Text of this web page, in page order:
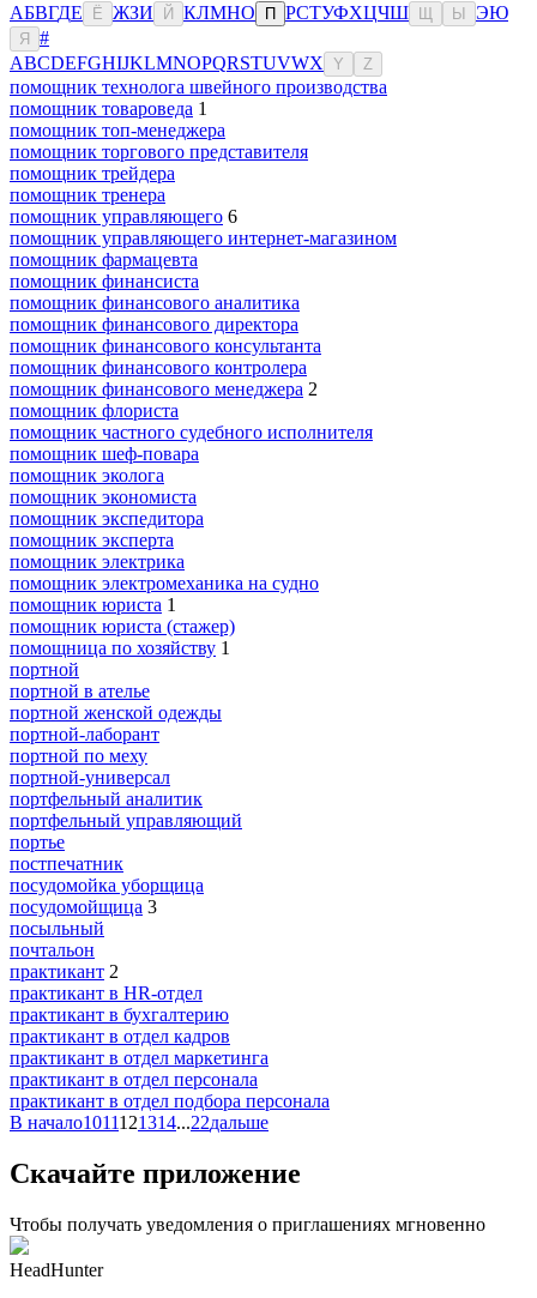
АБВГДЕ Ё ЖЗИ Й КЛМНО П РСТУФХЦЧШ Ы ЭЮ
Я
#
ABCDEFGHIJKLMNOPQRSTUVWX Y Z
помощник технолога швейного производства
помощник товароведа 1
помощник топ-менеджера
помощник торгового представителя
помощник трейдера
помощник тренера
помощник управляющего 6
помощник управляющего интернет-магазином
помощник фармацевта
помощник финансиста
помощник финансового аналитика
помощник финансового директора
помощник финансового консультанта
помощник финансового контролера
помощник финансового менеджера 2
помощник флориста
помощник частного судебного исполнителя
помощник шеф-повара
помощник эколога
помощник экономиста
помощник экспедитора
помощник эксперта
помощник электрика
помощник электромеханика на судно
помощник юриста 1
помощник юриста (стажер)
помощница по хозяйству 1
портной
портной в ателье
портной женской одежды
портной-лаборант
портной по меху
портной-универсал
портфельный аналитик
портфельный управляющий
портье
постпечатник
посудомойка уборщица
посудомойщица 3
посыльный
почтальон
практикант 2
практикант в HR-отдел
практикант в бухгалтерию
практикант в отдел кадров
практикант в отдел маркетинга
практикант в отдел персонала
практикант в отдел подбора персонала
В начало1011121314...22дальше
Скачайте приложение
Чтобы получать уведомления о приглашениях мгновенно
HeadHunter